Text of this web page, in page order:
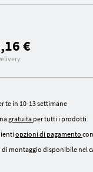
€
te in 10-13 settimane
gratuita per tutti i prodotti
opzioni di pagamento
di montaggio disponibile nel